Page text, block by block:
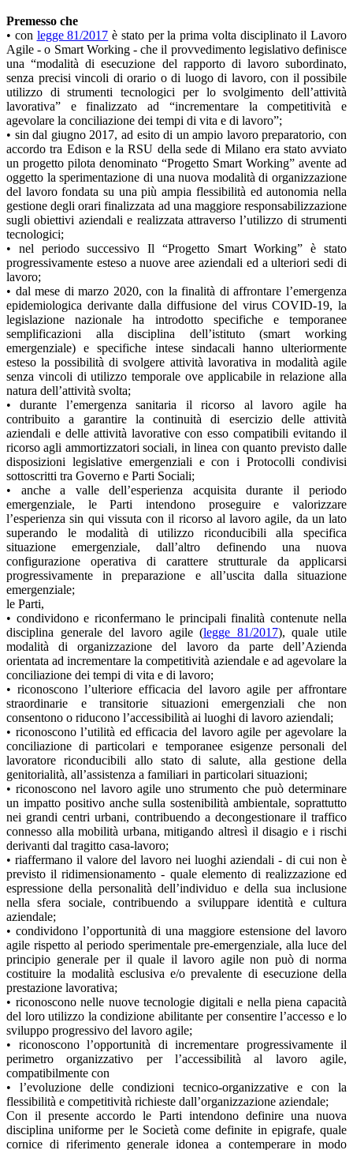
Premesso che
• con legge 81/2017 è stato per la prima volta disciplinato il Lavoro
Agile - o Smart Working - che il provvedimento legislativo definisce
una “modalità di esecuzione del rapporto di lavoro subordinato,
senza precisi vincoli di orario o di luogo di lavoro, con il possibile
utilizzo di strumenti tecnologici per lo svolgimento dell’attività
lavorativa” e finalizzato ad “incrementare la competitività e
agevolare la conciliazione dei tempi di vita e di lavoro”;
• sin dal giugno 2017, ad esito di un ampio lavoro preparatorio, con
accordo tra Edison e la RSU della sede di Milano era stato avviato
un progetto pilota denominato “Progetto Smart Working” avente ad
oggetto la sperimentazione di una nuova modalità di organizzazione
del lavoro fondata su una più ampia flessibilità ed autonomia nella
gestione degli orari finalizzata ad una maggiore responsabilizzazione
sugli obiettivi aziendali e realizzata attraverso l’utilizzo di strumenti
tecnologici;
• nel periodo successivo Il “Progetto Smart Working” è stato
progressivamente esteso a nuove aree aziendali ed a ulteriori sedi di
lavoro;
• dal mese di marzo 2020, con la finalità di affrontare l’emergenza
epidemiologica derivante dalla diffusione del virus COVID-19, la
legislazione nazionale ha introdotto specifiche e temporanee
semplificazioni alla disciplina dell’istituto (smart working
emergenziale) e specifiche intese sindacali hanno ulteriormente
esteso la possibilità di svolgere attività lavorativa in modalità agile
senza vincoli di utilizzo temporale ove applicabile in relazione alla
natura dell’attività svolta;
• durante l’emergenza sanitaria il ricorso al lavoro agile ha
contribuito a garantire la continuità di esercizio delle attività
aziendali e delle attività lavorative con esso compatibili evitando il
ricorso agli ammortizzatori sociali, in linea con quanto previsto dalle
disposizioni legislative emergenziali e con i Protocolli condivisi
sottoscritti tra Governo e Parti Sociali;
• anche a valle dell’esperienza acquisita durante il periodo
emergenziale, le Parti intendono proseguire e valorizzare
l’esperienza sin qui vissuta con il ricorso al lavoro agile, da un lato
superando le modalità di utilizzo riconducibili alla specifica
situazione emergenziale, dall’altro definendo una nuova
configurazione operativa di carattere strutturale da applicarsi
progressivamente in preparazione e all’uscita dalla situazione
emergenziale;
le Parti,
• condividono e riconfermano le principali finalità contenute nella
disciplina generale del lavoro agile (legge 81/2017), quale utile
modalità di organizzazione del lavoro da parte dell’Azienda
orientata ad incrementare la competitività aziendale e ad agevolare la
conciliazione dei tempi di vita e di lavoro;
• riconoscono l’ulteriore efficacia del lavoro agile per affrontare
straordinarie e transitorie situazioni emergenziali che non
consentono o riducono l’accessibilità ai luoghi di lavoro aziendali;
• riconoscono l’utilità ed efficacia del lavoro agile per agevolare la
conciliazione di particolari e temporanee esigenze personali del
lavoratore riconducibili allo stato di salute, alla gestione della
genitorialità, all’assistenza a familiari in particolari situazioni;
• riconoscono nel lavoro agile uno strumento che può determinare
un impatto positivo anche sulla sostenibilità ambientale, soprattutto
nei grandi centri urbani, contribuendo a decongestionare il traffico
connesso alla mobilità urbana, mitigando altresì il disagio e i rischi
derivanti dal tragitto casa-lavoro;
• riaffermano il valore del lavoro nei luoghi aziendali - di cui non è
previsto il ridimensionamento - quale elemento di realizzazione ed
espressione della personalità dell’individuo e della sua inclusione
nella sfera sociale, contribuendo a sviluppare identità e cultura
aziendale;
• condividono l’opportunità di una maggiore estensione del lavoro
agile rispetto al periodo sperimentale pre-emergenziale, alla luce del
principio generale per il quale il lavoro agile non può di norma
costituire la modalità esclusiva e/o prevalente di esecuzione della
prestazione lavorativa;
• riconoscono nelle nuove tecnologie digitali e nella piena capacità
del loro utilizzo la condizione abilitante per consentire l’accesso e lo
sviluppo progressivo del lavoro agile;
• riconoscono l’opportunità di incrementare progressivamente il
perimetro organizzativo per l’accessibilità al lavoro agile,
compatibilmente con
• l’evoluzione delle condizioni tecnico-organizzative e con la
flessibilità e competitività richieste dall’organizzazione aziendale;
Con il presente accordo le Parti intendono definire una nuova
disciplina uniforme per le Società come definite in epigrafe, quale
cornice di riferimento generale idonea a contemperare in modo